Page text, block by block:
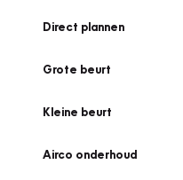
Direct plannen
Grote beurt
Kleine beurt
Airco onderhoud